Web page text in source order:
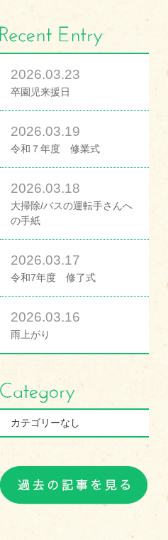
2026.03.23
卒園児来援日
2026.03.19
令和７年度 修業式
2026.03.18
大掃除/バスの運転手さんへ
の手紙
2026.03.17
令和7年度 修了式
2026.03.16
雨上がり
カテゴリーなし